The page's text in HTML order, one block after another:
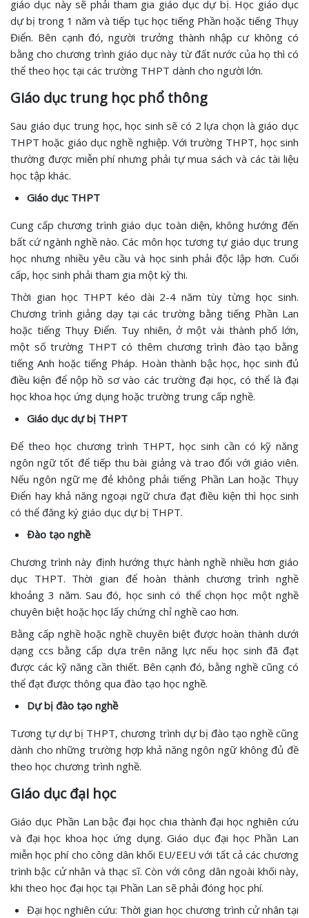
giáo dục này sẽ phải tham gia giáo dục dự bị. Học giáo dục
dự bị trong 1 năm và tiếp tục học tiếng Phần hoặc tiếng Thụy
Điển. Bên cạnh đó, người trưởng thành nhập cư không có
bằng cho chương trình giáo dục này từ đất nước của họ thì có
thể theo học tại các trường THPT dành cho người lớn.
Giáo dục trung học phổ thông
Sau giáo dục trung học, học sinh sẽ có 2 lựa chọn là giáo dục
THPT hoặc giáo dục nghề nghiệp. Với trường THPT, học sinh
thường được miễn phí nhưng phải tự mua sách và các tài liệu
học tập khác.
Giáo dục THPT
Cung cấp chương trình giáo dục toàn diện, không hướng đến
bất cứ ngành nghề nào. Các môn học tương tự giáo dục trung
học nhưng nhiều yêu cầu và học sinh phải độc lập hơn. Cuối
cấp, học sinh phải tham gia một kỳ thi.
Thời gian học THPT kéo dài 2-4 năm tùy từng học sinh.
Chương trình giảng dạy tại các trường bằng tiếng Phần Lan
hoặc tiếng Thụy Điển. Tuy nhiên, ở một vài thành phố lớn,
một số trường THPT có thêm chương trình đào tạo bằng
tiếng Anh hoặc tiếng Pháp. Hoàn thành bậc học, học sinh đủ
điều kiện để nộp hồ sơ vào các trường đại học, có thể là đại
học khoa học ứng dụng hoặc trường trung cấp nghề.
Giáo dục dự bị THPT
Để theo học chương trình THPT, học sinh cần có kỹ năng
ngôn ngữ tốt để tiếp thu bài giảng và trao đổi với giáo viên.
Nếu ngôn ngữ mẹ đẻ không phải tiếng Phần Lan hoặc Thụy
Điển hay khả năng ngoại ngữ chưa đạt điều kiện thì học sinh
có thể đăng ký giáo dục dự bị THPT.
Đào tạo nghề
Chương trình này định hướng thực hành nghề nhiều hơn giáo
dục THPT. Thời gian để hoàn thành chương trình nghề
khoảng 3 năm. Sau đó, học sinh có thể chọn học một nghề
chuyên biệt hoặc học lấy chứng chỉ nghề cao hơn.
Bằng cấp nghề hoặc nghề chuyên biệt được hoàn thành dưới
dạng ccs bằng cấp dựa trên năng lực nếu học sinh đã đạt
được các kỹ năng cần thiết. Bên cạnh đó, bằng nghề cũng có
thể đạt được thông qua đào tạo học nghề.
Dự bị đào tạo nghề
Tương tự dự bị THPT, chương trình dự bị đào tạo nghề cũng
dành cho những trường hợp khả năng ngôn ngữ không đủ đề
theo học chương trình nghề.
Giáo dục đại học
Giáo dục Phần Lan bậc đại học chia thành đại học nghiên cứu
và đại học khoa học ứng dụng. Giáo dục đại học Phần Lan
miễn học phí cho công dân khối EU/EEU với tất cả các chương
trình bậc cử nhân và thạc sĩ. Còn với công dân ngoài khối này,
khi theo học đại học tại Phần Lan sẽ phải đóng học phí.
Đại học nghiên cứu: Thời gian học chương trình cử nhân tại